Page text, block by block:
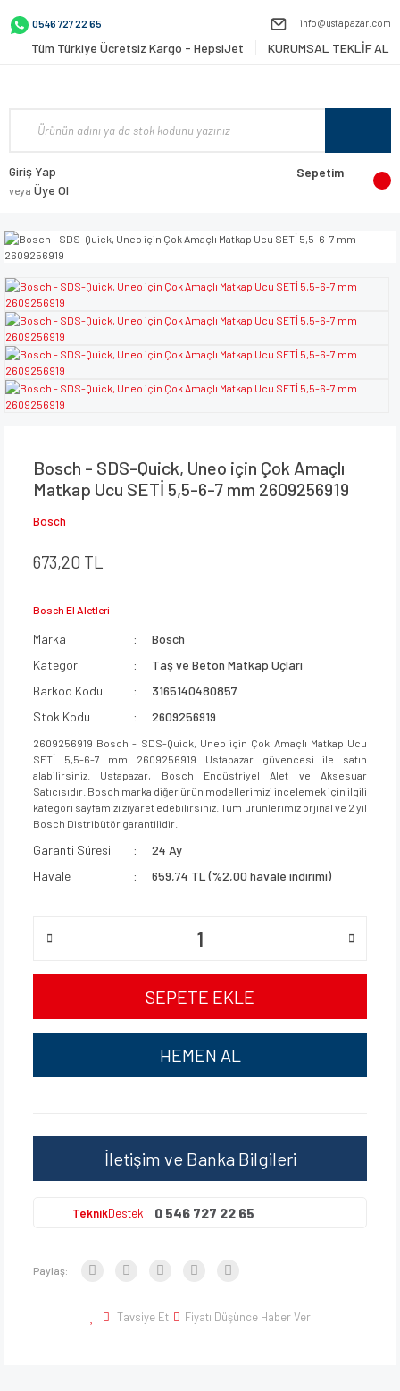
0546 727 22 65 info@ustapazar.com
Tüm Türkiye Ücretsiz Kargo - HepsiJet KURUMSAL TEKLİF AL
Giriş Yap
veya Üye Ol
Sepetim
Bosch - SDS-Quick, Uneo için Çok Amaçlı
Matkap Ucu SETİ 5,5-6-7 mm 2609256919
Bosch
673,20 TL
Bosch El Aletleri
Marka
Bosch
Kategori
Taş ve Beton Matkap Uçları
Barkod Kodu
3165140480857
Stok Kodu
2609256919
2609256919 Bosch - SDS-Quick, Uneo için Çok Amaçlı Matkap Ucu
SETİ 5,5-6-7 mm 2609256919 Ustapazar güvencesi ile satın
alabilirsiniz. Ustapazar, Bosch Endüstriyel Alet ve Aksesuar
Satıcısıdır. Bosch marka diğer ürün modellerimizi incelemek için ilgili
kategori sayfamızı ziyaret edebilirsiniz. Tüm ürünlerimiz orjinal ve 2 yıl
Bosch Distribütör garantilidir.
Garanti Süresi
24 Ay
Havale
659,74 TL (%2,00 havale indirimi)
SEPETE EKLE
HEMEN AL
İletişim ve Banka Bilgileri
TeknikDestek 0 546 727 22 65
Paylaş:
Tavsiye Et Fiyatı Düşünce Haber Ver